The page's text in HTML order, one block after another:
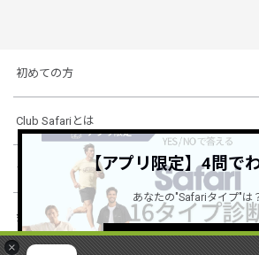
×
初めての方
Club Safariとは
ショッピングガイド
会社概要・規約
【アプリ限定】4問で
あなたの"Safariタイプ"は
詳しくはこちら ＞